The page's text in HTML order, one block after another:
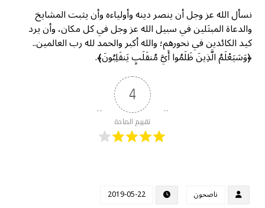
نسأل الله عز وجل أن ينصر دينه وأولياءه وأن يثبت المشايخ
والدعاة المبتَلين في سبيل الله عز وجل في كل مكان، وأن يرد
كيد الكائدين في نحورهم؛ والله أكبر والحمد لله رب العالمين..
﴿وَسَيَعْلَمُ الَّذِينَ ظَلَمُوا أَيَّ مُنقَلَبٍ يَنقَلِبُونَ﴾.
4
تقييم المادة
ناصحون
2019-05-22